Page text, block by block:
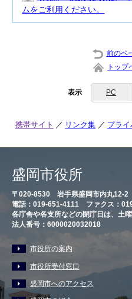
ムをご利用ください。
前のペ
トップ
表示 PC
携帯サイト リンク集 プラ
盛岡市役所
〒020-8530 岩手県盛岡市内丸12-
電話：019-651-4111 ファクス：
各庁舎や各支所などの閉庁日は、土
法人番号：6000020032018
市役所の案内
市役所受付窓口
盛岡市へのアクセス